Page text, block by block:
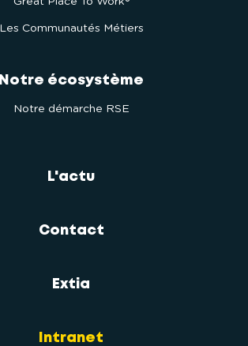
Les Communautés Métiers
Notre écosystème
Notre démarche RSE
L'actu
Contact
Extia
Intranet